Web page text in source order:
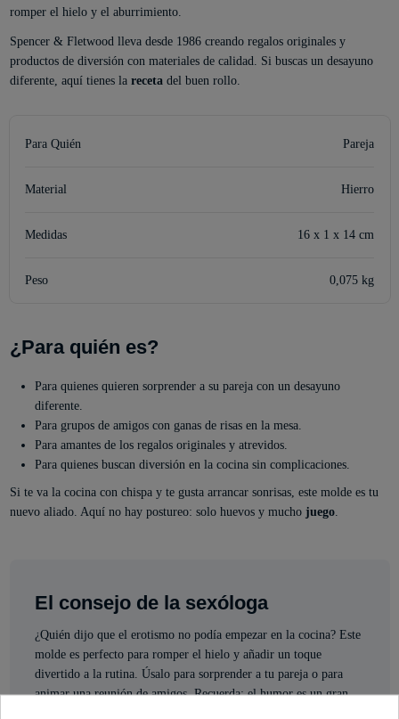
romper el hielo y el aburrimiento.
Spencer & Fletwood lleva desde 1986 creando regalos originales y
productos de diversión con materiales de calidad. Si buscas un desayuno
diferente, aquí tienes la recetadel buen rollo.
Para Quién Pareja
Material Hierro
Medidas 16 x 1 x 14 cm
Peso 0,075 kg
¿Para quién es?
Para quienes quieren sorprender a su pareja con un desayuno
diferente.
Para grupos de amigos con ganas de risas en la mesa.
Para amantes de los regalos originales y atrevidos.
Para quienes buscan diversión en la cocina sin complicaciones.
Si te va la cocina con chispa y te gusta arrancar sonrisas, este molde es tu
nuevo aliado. Aquí no hay postureo: solo huevos y mucho juego.
El consejo de la sexóloga
¿Quién dijo que el erotismo no podía empezar en la cocina? Este
molde es perfecto para romper el hielo y añadir un toque
divertido a la rutina. Úsalo para sorprender a tu pareja o para
animar una reunión de amigos. Recuerda: el humor es un gran